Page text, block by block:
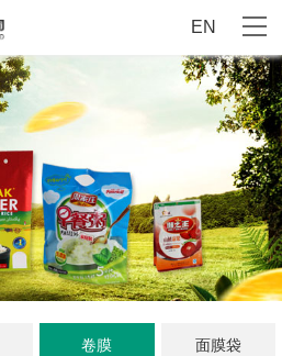
EN
卷膜 面膜袋